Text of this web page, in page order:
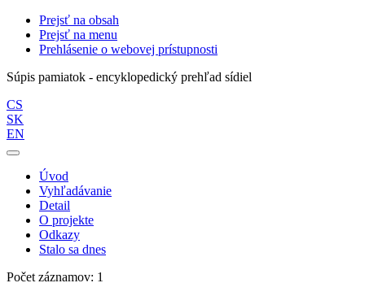
Prejsť na obsah
Prejsť na menu
Prehlásenie o webovej prístupnosti
Súpis pamiatok - encyklopedický prehľad sídiel
CS
SK
EN
Úvod
Vyhľadávanie
Detail
O projekte
Odkazy
Stalo sa dnes
Počet záznamov: 1